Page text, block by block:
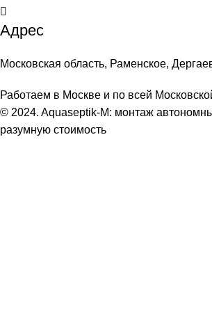
Адрес
Московская область, Раменское,
Работаем в Москве и по всей
© 2024. Aquaseptik-M: монтаж
разумную стоимость